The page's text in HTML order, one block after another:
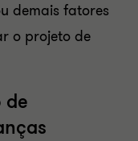
demais fatores
o projeto de
de